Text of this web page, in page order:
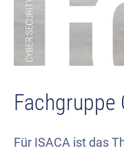
Fachgruppe
Für ISACA ist das